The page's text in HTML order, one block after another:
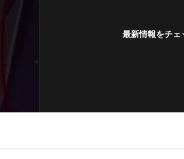
最新情報をチェ